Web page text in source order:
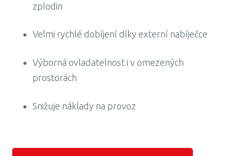
zplodin
Velmi rychlé dobíjení díky externí nabíječce
Výborná ovladatelnost i v omezených
prostorách
Snižuje náklady na provoz